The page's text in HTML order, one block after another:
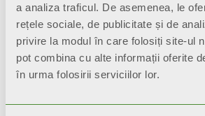
a analiza traficul. De asemenea, le
rețele sociale, de publicitate și de
privire la modul în care folosiți site-ul
pot combina cu alte informații oferite
în urma folosirii serviciilor lor.